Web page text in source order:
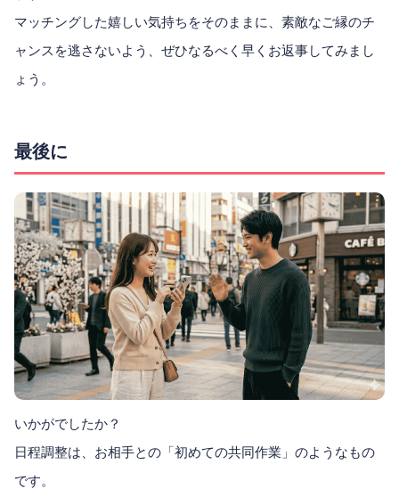
マッチングした嬉しい気持ちをそのままに、素敵なご縁のチ
ャンスを逃さないよう、ぜひなるべく早くお返事してみまし
ょう。
最後に
いかがでしたか？
日程調整は、お相手との「初めての共同作業」のようなもの
です。